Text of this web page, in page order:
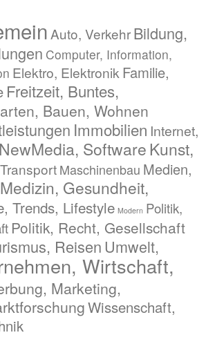
Auto, VerkehrBildung,
Computer, Information,
Elektro, Elektronik Familie,
Freitzeit, Buntes,
Bauen, Wohnen
Immobilien Internet,
SoftwareKunst,
Maschinenbau Medien,
Medizin, Gesundheit,
Trends, Lifestyle Modern Politik,
Politik, Recht, Gesellschaft
Reisen Umwelt,
Wirtschaft,
Marketing,
Wissenschaft,